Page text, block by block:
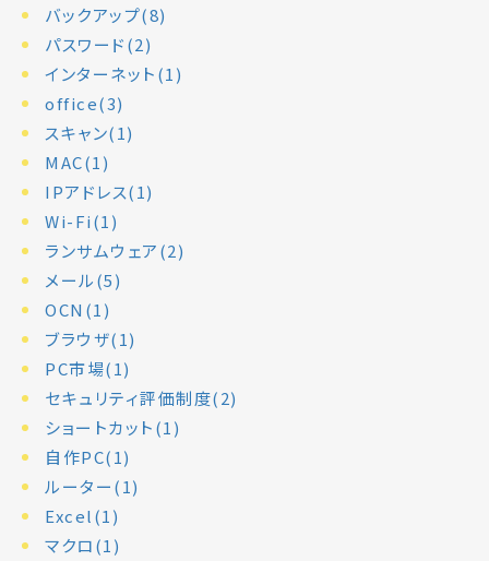
バックアップ(8)
パスワード(2)
インターネット(1)
office(3)
スキャン(1)
MAC(1)
IPアドレス(1)
Wi-Fi(1)
ランサムウェア(2)
メール(5)
OCN(1)
ブラウザ(1)
PC市場(1)
セキュリティ評価制度(2)
ショートカット(1)
自作PC(1)
ルーター(1)
Excel(1)
マクロ(1)